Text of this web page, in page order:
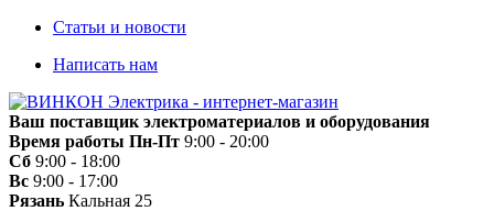
Статьи и новости
Написать нам
Ваш поставщик электроматериалов и оборудования
Время работы Пн-Пт 9:00 - 20:00
Сб 9:00 - 18:00
Вс 9:00 - 17:00
Рязань Кальная 25